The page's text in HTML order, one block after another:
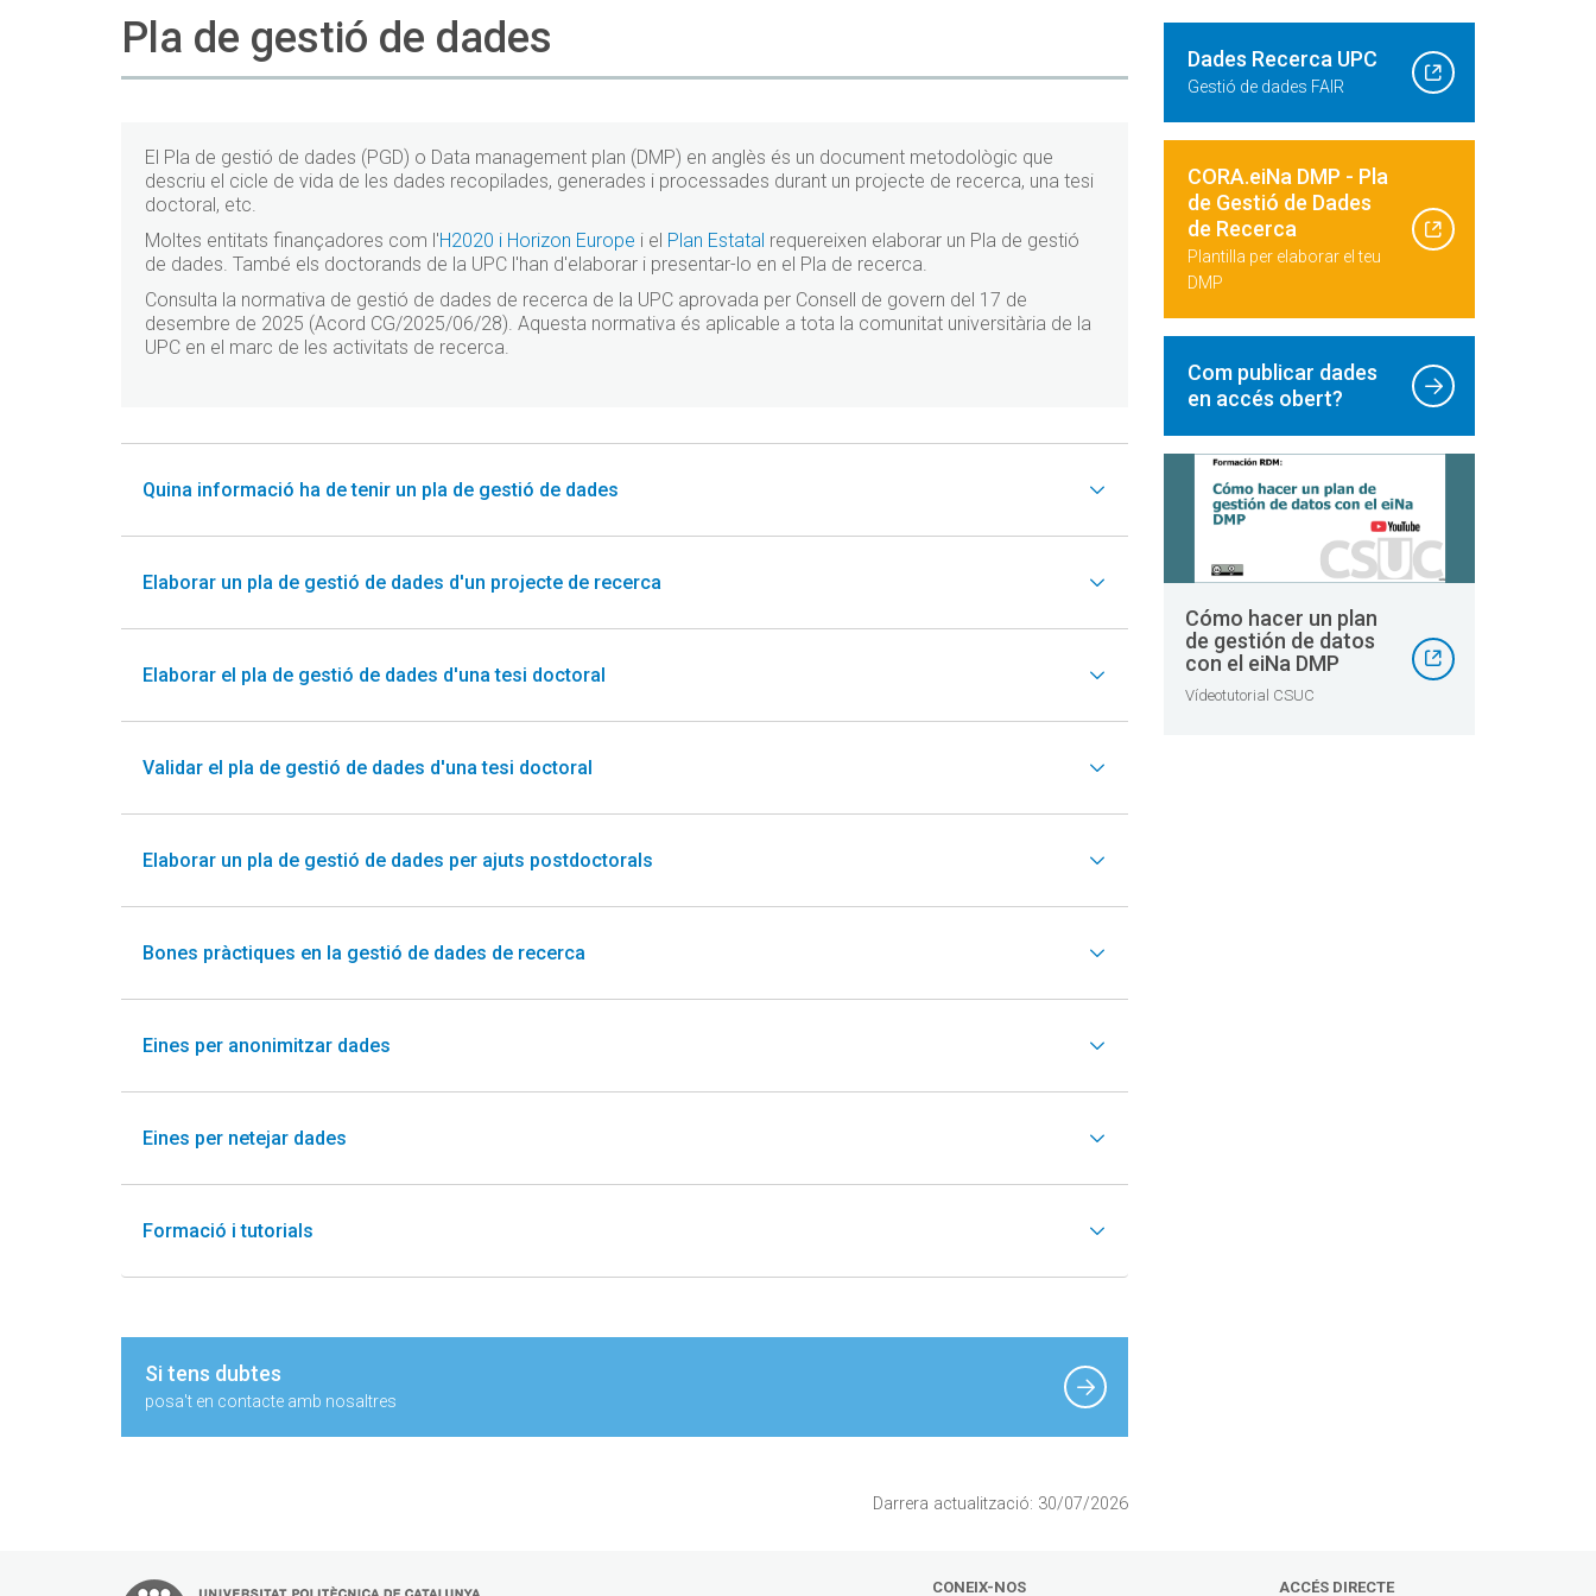
Pla de gestió de dades
El Pla de gestió de dades (PGD) o Data management plan (DMP) en anglès és un document metodològic que
descriu el cicle de vida de les dades recopilades, generades i processades durant un projecte de recerca, una tesi
doctoral, etc.
Moltes entitats finançadores com l'H2020 i Horizon Europe i el Plan Estatal requereixen elaborar un Pla de gestió
de dades. També els doctorands de la UPC l'han d'elaborar i presentar-lo en el Pla de recerca.
Consulta la normativa de gestió de dades de recerca de la UPC aprovada per Consell de govern del 17 de
desembre de 2025 (Acord CG/2025/06/28). Aquesta normativa és aplicable a tota la comunitat universitària de la
UPC en el marc de les activitats de recerca.
Quina informació ha de tenir un pla de gestió de dades
Elaborar un pla de gestió de dades d'un projecte de recerca
Elaborar el pla de gestió de dades d'una tesi doctoral
Validar el pla de gestió de dades d'una tesi doctoral
Elaborar un pla de gestió de dades per ajuts postdoctorals
Bones pràctiques en la gestió de dades de recerca
Eines per anonimitzar dades
Eines per netejar dades
Formació i tutorials
Si tens dubtes
posa't en contacte amb nosaltres
Darrera actualització: 30/07/2026
Dades Recerca UPC
Gestió de dades FAIR
CORA.eiNa DMP - Pla
de Gestió de Dades
de Recerca
Plantilla per elaborar el teu
DMP
Com publicar dades
en accés obert?
Cómo hacer un plan
de gestión de datos
con el eiNa DMP
Vídeotutorial CSUC
CONEIX-NOS ACCÉS DIRECTE